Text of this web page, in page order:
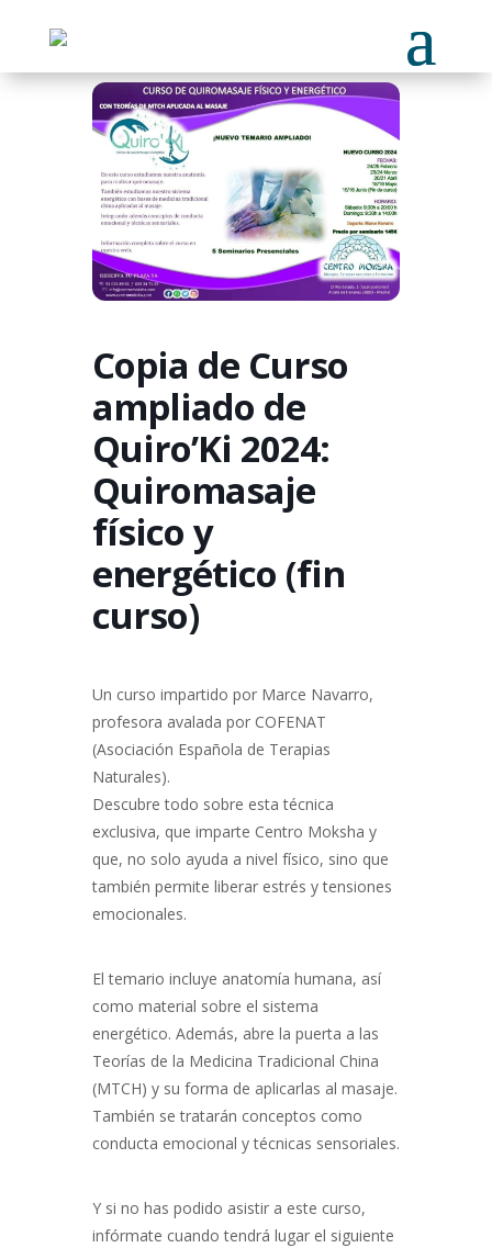
Copia de Curso
ampliado de
Quiro’Ki 2024:
Quiromasaje
físico y
energético (fin
curso)
Un curso impartido por Marce Navarro,
profesora avalada por COFENAT
(Asociación Española de Terapias
Naturales).
Descubre todo sobre esta técnica
exclusiva, que imparte Centro Moksha y
que, no solo ayuda a nivel físico, sino que
también permite liberar estrés y tensiones
emocionales.
El temario incluye anatomía humana, así
como material sobre el sistema
energético. Además, abre la puerta a las
Teorías de la Medicina Tradicional China
(MTCH) y su forma de aplicarlas al masaje.
También se tratarán conceptos como
conducta emocional y técnicas sensoriales.
Y si no has podido asistir a este curso,
infórmate cuando tendrá lugar el siguiente